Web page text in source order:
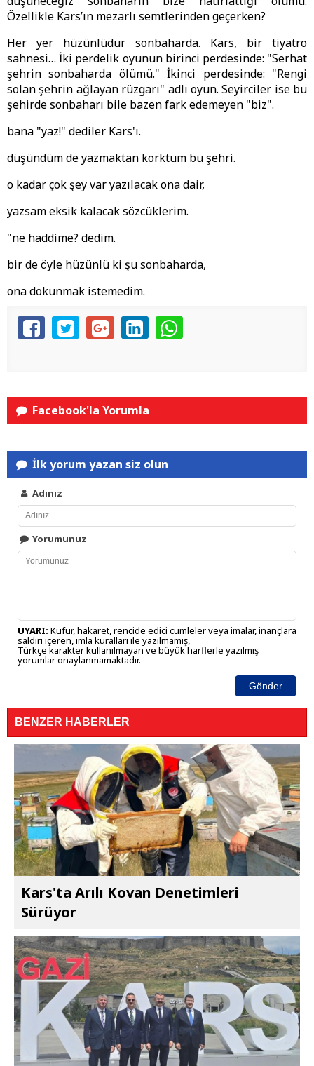
Özellikle Kars’ın mezarlı semtlerinden geçerken?
Her yer hüzünlüdür sonbaharda. Kars, bir tiyatro
sahnesi… İki perdelik oyunun birinci perdesinde: "Serhat
şehrin sonbaharda ölümü." İkinci perdesinde: "Rengi
solan şehrin ağlayan rüzgarı" adlı oyun. Seyirciler ise bu
şehirde sonbaharı bile bazen fark edemeyen "biz".
bana "yaz!" dediler Kars'ı.
düşündüm de yazmaktan korktum bu şehri.
o kadar çok şey var yazılacak ona dair,
yazsam eksik kalacak sözcüklerim.
"ne haddime? dedim.
bir de öyle hüzünlü ki şu sonbaharda,
ona dokunmak istemedim.
Facebook'la Yorumla
İlk yorum yazan siz olun
Adınız
Yorumunuz
UYARI: Küfür, hakaret, rencide edici cümleler veya imalar, inançlara
saldırı içeren, imla kuralları ile yazılmamış,
Türkçe karakter kullanılmayan ve büyük harflerle yazılmış
yorumlar onaylanmamaktadır.
Gönder
BENZER HABERLER
Kars'ta Arılı Kovan Denetimleri
Sürüyor